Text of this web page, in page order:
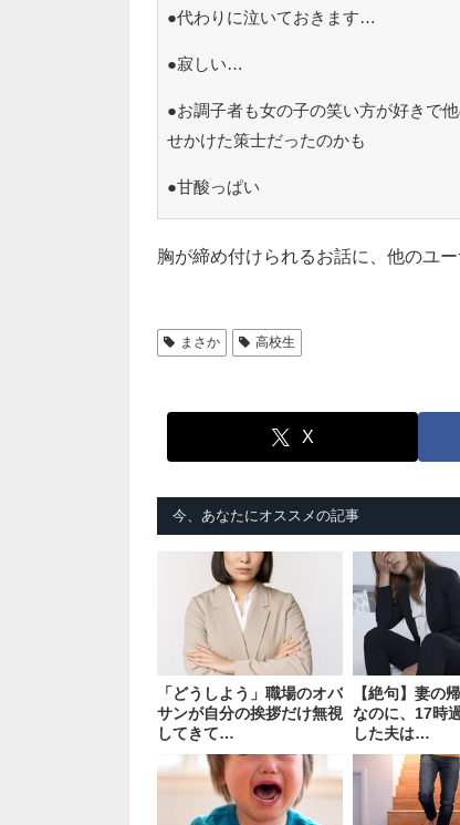
●代わりに泣いておきます…
●寂しい…
●お調子者も女の子の笑い方が好きで
せかけた策士だったのかも
●甘酸っぱい
胸が締め付けられるお話に、他のユ
まさか 高校生
X
今、あなたにオススメの記事
「どうしよう」職場のオバ
サンが自分の挨拶だけ無視
してきて…
【絶句】妻の
なのに、17時
した夫は…